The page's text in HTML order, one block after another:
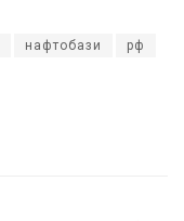
нафтобази рф